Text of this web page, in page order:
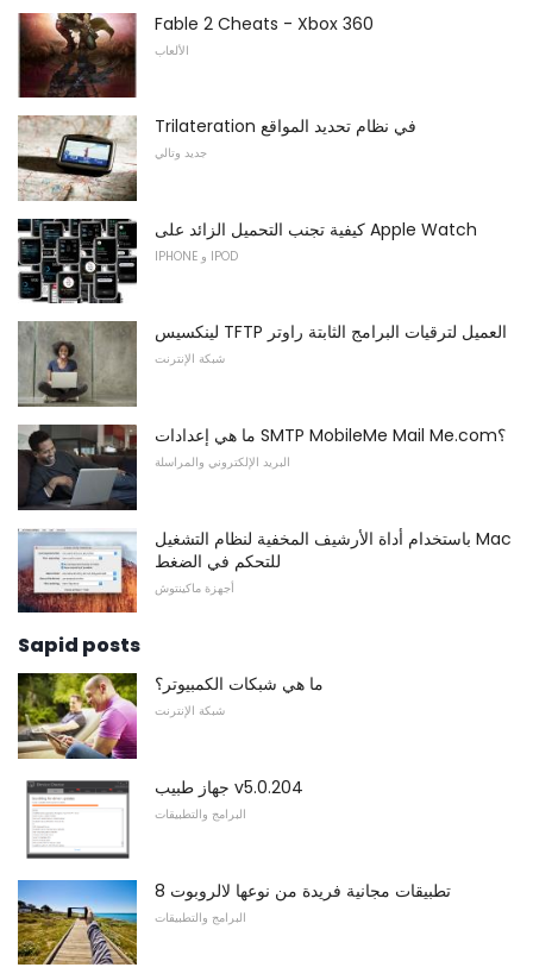
Fable 2 Cheats - Xbox 360
الألعاب
Trilateration في نظام تحديد المواقع
جديد وتالي
كيفية تجنب التحميل الزائد على Apple Watch
IPHONE و IPOD
لينكسيس TFTP العميل لترقيات البرامج الثابتة راوتر
شبكة الإنترنت
ما هي إعدادات SMTP MobileMe Mail Me.com؟
البريد الإلكتروني والمراسلة
باستخدام أداة الأرشيف المخفية لنظام التشغيل Mac
للتحكم في الضغط
أجهزة ماكينتوش
Sapid posts
ما هي شبكات الكمبيوتر؟
شبكة الإنترنت
جهاز طبيب v5.0.204
البرامج والتطبيقات
8 تطبيقات مجانية فريدة من نوعها لالروبوت
البرامج والتطبيقات